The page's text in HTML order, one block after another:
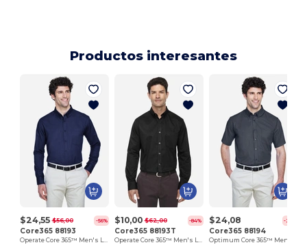
Productos interesantes
$24,55 $56,00 -56%
Core365 88193
Operate Core 365™ Men's Long Sleeve Twill Shirts
$10,00 $62,00 -84%
Core365 88193T
Operate Core 365™ Men's Long Sleeve Twill Shirts
$24,08 -25%
Core365 88194